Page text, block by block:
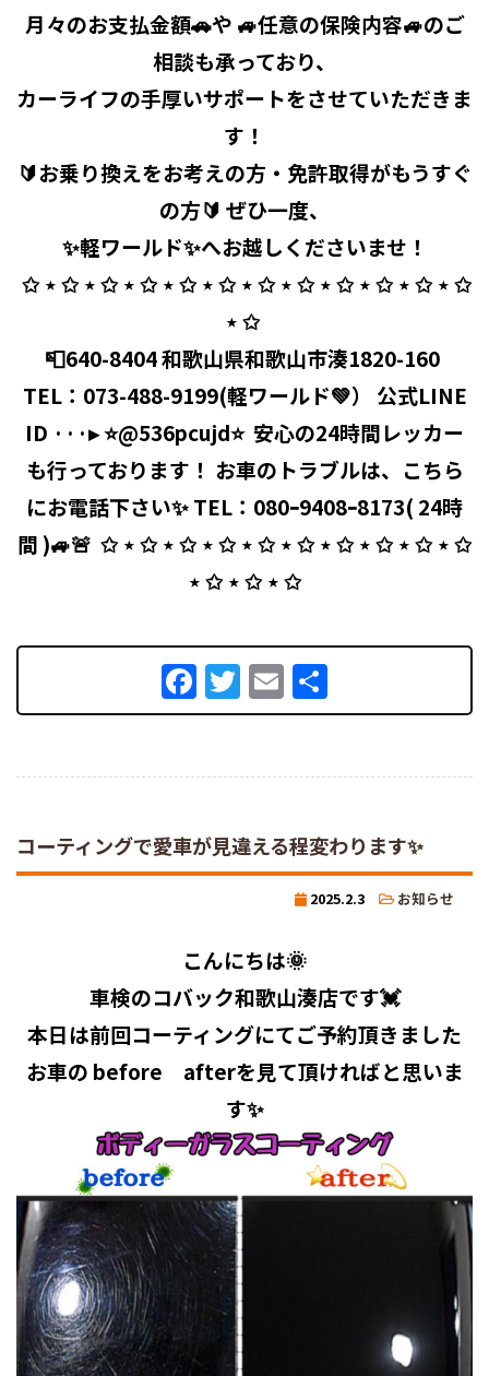
月々のお支払金額🚗や 🚙任意の保険内容🚙のご
相談も承っており、
カーライフの手厚いサポートをさせていただきま
す！
🔰お乗り換えをお考えの方・免許取得がもうすぐ
の方🔰 ぜひ一度、
✨軽ワールド✨へお越しくださいませ！
⁡ ✩ ⋆ ✩ ⋆ ✩ ⋆ ✩ ⋆ ✩ ⋆ ✩ ⋆ ✩ ⋆ ✩ ⋆ ✩ ⋆ ✩ ⋆ ✩ ⋆ ✩
⋆ ✩ ⁡
📮640-8404 和歌山県和歌山市湊1820-160 ⁡
TEL： 073-488-9199(軽ワールド💚） 公式LINE
ID ···▸ ⭐️@536pcujd⭐️ ⁡ 安心の24時間レッカー
も行っております！ お車のトラブルは、こちら
にお電話下さい✨ TEL：080ｰ9408ｰ8173( 24時
間 )🚙🚨 ⁡ ✩ ⋆ ✩ ⋆ ✩ ⋆ ✩ ⋆ ✩ ⋆ ✩ ⋆ ✩ ⋆ ✩ ⋆ ✩ ⋆ ✩
⋆ ✩ ⋆ ✩ ⋆ ✩
Facebook
Twitter
Email
有
コーティングで愛車が見違える程変わります✨
2025.2.3 お知らせ
こんにちは🌞
車検のコバック和歌山湊店です💓
本日は前回コーティングにてご予約頂きました
お車の before afterを見て頂ければと思いま
す✨